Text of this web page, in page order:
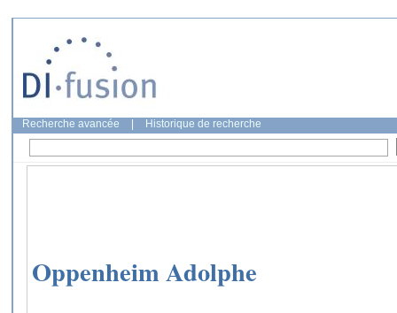
Recherche avancée Historique de recherche
Oppenheim Adolphe